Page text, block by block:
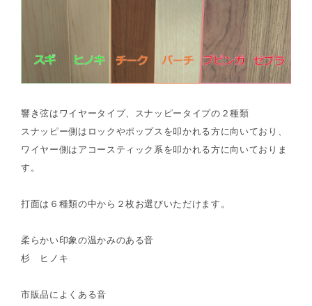
響き弦はワイヤータイプ、スナッピータイプの２種類
スナッピー側はロックやポップスを叩かれる方に向いており、
ワイヤー側はアコースティック系を叩かれる方に向いておりま
す。
打面は６種類の中から２枚お選びいただけます。
柔らかい印象の温かみのある音
杉 ヒノキ
市販品によくある音